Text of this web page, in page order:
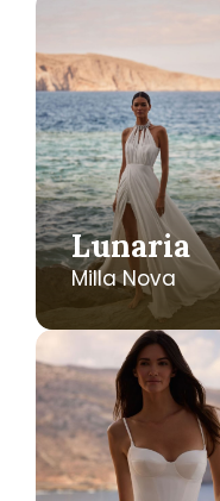
Lunaria
Milla Nova